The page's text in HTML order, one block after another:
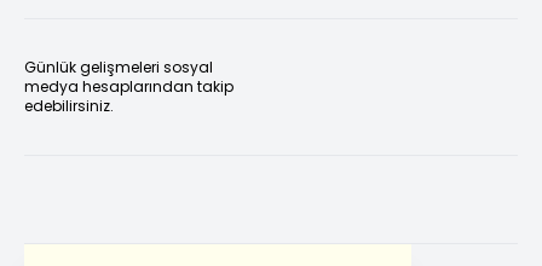
Günlük gelişmeleri sosyal
medya hesaplarından takip
edebilirsiniz.